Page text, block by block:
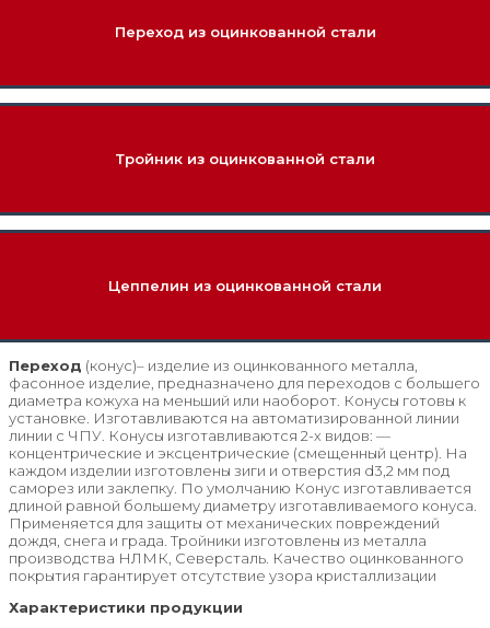
Переход из оцинкованной стали
Тройник из оцинкованной стали
Цеппелин из оцинкованной стали
Переход (конус)– изделие из оцинкованного металла,
фасонное изделие, предназначено для переходов с большего
диаметра кожуха на меньший или наоборот. Конусы готовы к
установке. Изготавливаются на автоматизированной линии
линии с ЧПУ. Конусы изготавливаются 2-х видов: —
концентрические и эксцентрические (смещенный центр). На
каждом изделии изготовлены зиги и отверстия d3,2 мм под
саморез или заклепку. По умолчанию Конус изготавливается
длиной равной большему диаметру изготавливаемого конуса.
Применяется для защиты от механических повреждений
дождя, снега и града. Тройники изготовлены из металла
производства НЛМК, Северсталь. Качество оцинкованного
покрытия гарантирует отсутствие узора кристаллизации
Характеристики продукции